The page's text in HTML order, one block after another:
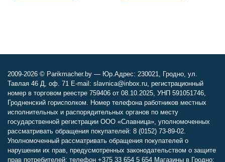
2009-2026 © Parikmacher.by — Юр.Адрес: 230021, Гродно, ул.
Тавлая 46 Д, оф. 71 E-mail: slavnica@inbox.ru, регистрационный
номер в торговом реестре 759406 от 08.10.2025, УНП 591051746,
Гродненский горисполком. Номер телефона работников местных
исполнительных и распорядительных органов по месту
государственной регистрации ООО «Славница», уполномоченных
рассматривать обращения покупателей: 8 (0152) 73-89-02.
Уполномоченный рассматривать обращения покупателей о
нарушении их прав, предусмотренных законодательством о защите
прав потребителей: телефон +375 33 654 5 654 Магазины в Гродно: